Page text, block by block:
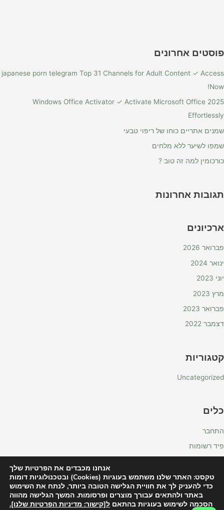
פוסטים אחרונים
japanese porn telegram Top 31 Channels for Adult Content ✓ Access
Now!
Windows Office Activator ✓ Activate Microsoft Office 2025
Effortlessly
שמנים אתריים כוחו של ריפוי טבעי
שמפו לשיער ללא מלחים
כורכומין למה זה טוב ?
תגובות אחרונות
ארכיונים
פברואר 2026
ינואר 2024
יוני 2023
מרץ 2023
פברואר 2023
דצמבר 2022
קטגוריות
Uncategorized
כלים
התחבר
פיד רשומות
WordPress.org
אנחנו מכבדים את הפרטיות שלך
טקסט: האתר שלנו משתמש בעוגיות (Cookies) ובטכנולוגיות דומות
כדי להעניק לך את חוויית הגלישה הטובה ביותר, לנתח את השימוש
באתר ולהתאים עבורך מוצרים ופרסומות. המשך הגלישה מהווה
הסכמה לשימוש בעוגיות בהתאם ל[קישור: מדיניות הפרטיות שלנו].